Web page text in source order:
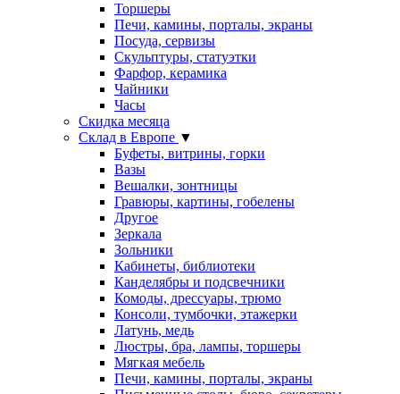
Торшеры
Печи, камины, порталы, экраны
Посуда, сервизы
Скульптуры, статуэтки
Фарфор, керамика
Чайники
Часы
Скидка месяца
Склад в Европе ▼
Буфеты, витрины, горки
Вазы
Вешалки, зонтницы
Гравюры, картины, гобелены
Другое
Зеркала
Зольники
Кабинеты, библиотеки
Канделябры и подсвечники
Комоды, дрессуары, трюмо
Консоли, тумбочки, этажерки
Латунь, медь
Люстры, бра, лампы, торшеры
Мягкая мебель
Печи, камины, порталы, экраны